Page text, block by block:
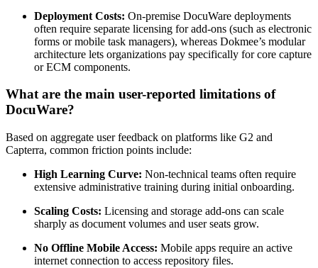
Deployment Costs: On-premise DocuWare deployments
often require separate licensing for add-ons (such as electronic
forms or mobile task managers), whereas Dokmee’s modular
architecture lets organizations pay specifically for core capture
or ECM components.
What are the main user-reported limitations of
DocuWare?
Based on aggregate user feedback on platforms like G2 and
Capterra, common friction points include:
High Learning Curve: Non-technical teams often require
extensive administrative training during initial onboarding.
Scaling Costs: Licensing and storage add-ons can scale
sharply as document volumes and user seats grow.
No Offline Mobile Access: Mobile apps require an active
internet connection to access repository files.